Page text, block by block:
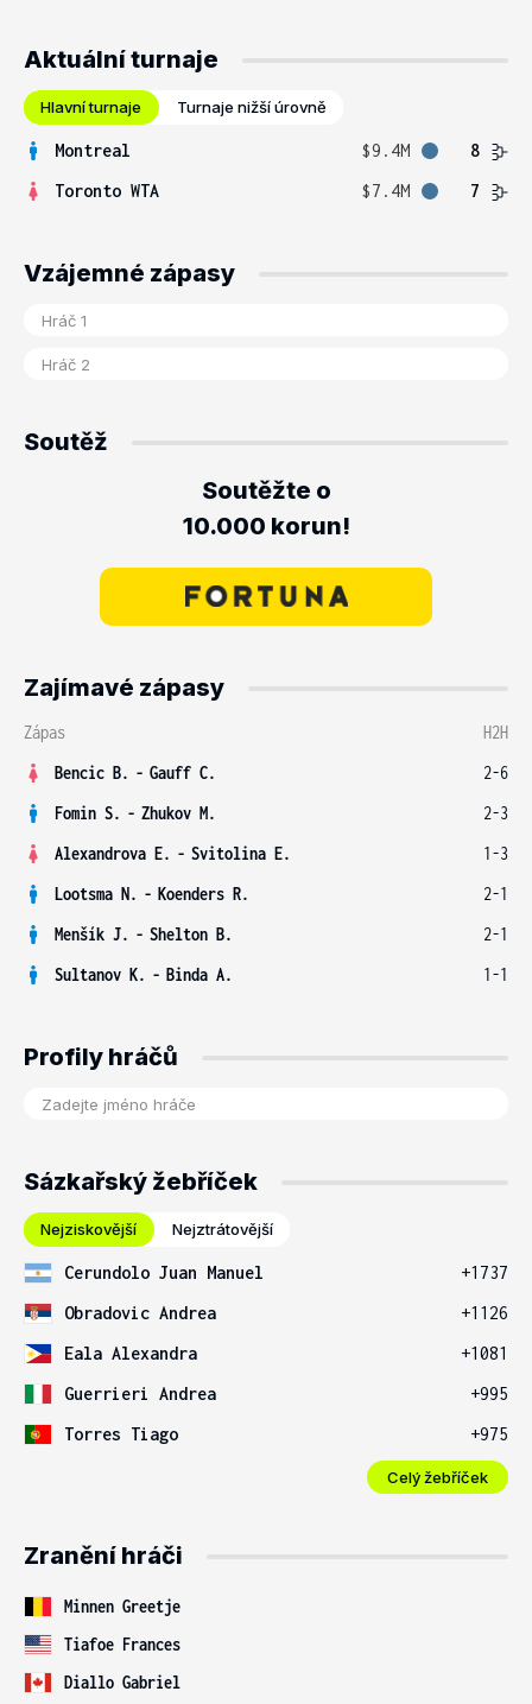
Aktuální turnaje
Hlavní turnaje Turnaje nižší úrovně
Montreal $9.4M
8
Toronto WTA
$7.4M 7
Vzájemné zápasy
Soutěž
Soutěžte o
10.000 korun!
Zajímavé zápasy
Zápas
H2H
Bencic B. - Gauff C.
2-6
Fomin S. - Zhukov M.
2-3
Alexandrova E. - Svitolina E.
1-3
Lootsma N. - Koenders R.
2-1
Menšík J. - Shelton B.
2-1
Sultanov K. - Binda A. 1-1
Profily hráčů
Sázkařský žebříček
Nejziskovější Nejztrátovější
Cerundolo Juan Manuel
+1737
Obradovic Andrea
+1126
Eala Alexandra
+1081
Guerrieri Andrea
+995
Torres Tiago
+975
Celý žebříček
Zranění hráči
Minnen Greetje
Tiafoe Frances
Diallo Gabriel